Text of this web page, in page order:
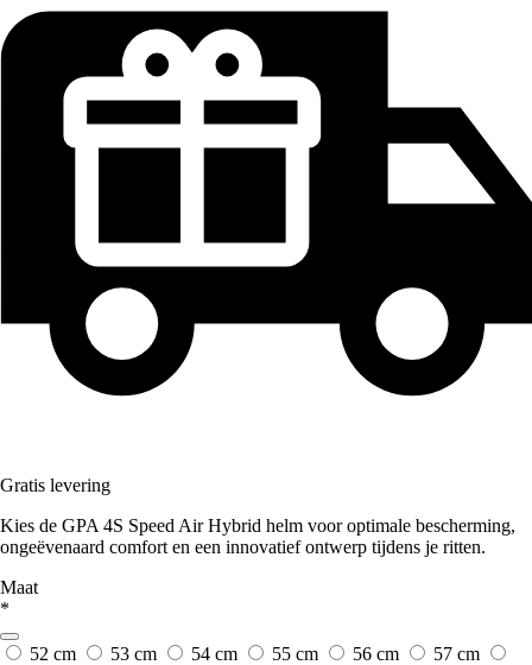
Gratis levering
Kies de GPA 4S Speed Air Hybrid helm voor optimale bescherming,
ongeëvenaard comfort en een innovatief ontwerp tijdens je ritten.
Maat
*
52 cm 53 cm 54 cm 55 cm 56 cm
57 cm